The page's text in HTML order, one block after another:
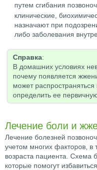
путем сгибания
клинические,
назначают при
либо заболевания
Справка:
В домашних условиях
почему появляется
может
определить ее
Лечение боли и
Лечение болезней
учетом многих факторов,
возраста пациента. Схема
которые помогут